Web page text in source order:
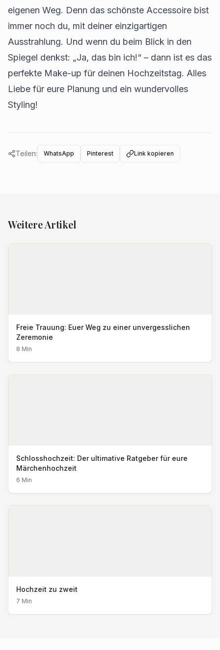
eigenen Weg. Denn das schönste Accessoire bist
immer noch du, mit deiner einzigartigen
Ausstrahlung. Und wenn du beim Blick in den
Spiegel denkst: „Ja, das bin ich!“ – dann ist es das
perfekte Make-up für deinen Hochzeitstag. Alles
Liebe für eure Planung und ein wundervolles
Styling!
Teilen: WhatsApp Pinterest Link kopieren
Weitere Artikel
Freie Trauung: Euer Weg zu einer unvergesslichen
Zeremonie
8 Min
Schlosshochzeit: Der ultimative Ratgeber für eure
Märchenhochzeit
6 Min
Hochzeit zu zweit
7 Min